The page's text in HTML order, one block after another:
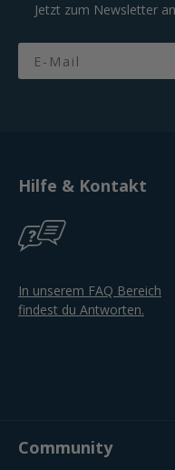
Jetzt zum Newsletter
Email
Hilfe & Kontakt
In unserem FAQ Bereich
findest du Antworten.
Community